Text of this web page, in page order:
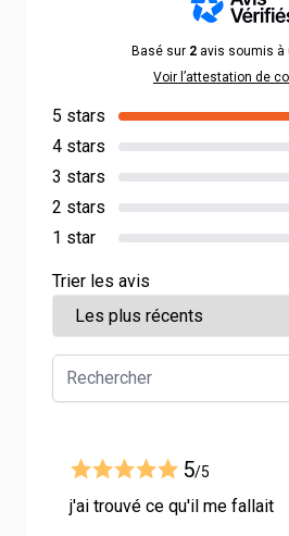
Basé sur 2avis soumis à
Voir l’attestation de
5 stars
4 stars
3 stars
2 stars
1 star
Trier les avis
5/5
j'ai trouvé ce qu'il me fallait